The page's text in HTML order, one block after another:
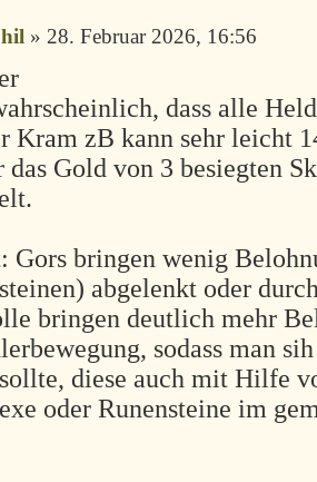
» 28. Februar 2026, 16:56
dass alle
Kram zB kann sehr leicht
das Gold von 3 besiegten
bringen wenig
abgelenkt oder
bringen deutlich mehr
sodass man
diese auch mit Hilfe
oder Runensteine im